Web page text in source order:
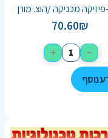
פיזיקה מכניקה /הוצ. מורן
70.60₪
−
+
נוסף